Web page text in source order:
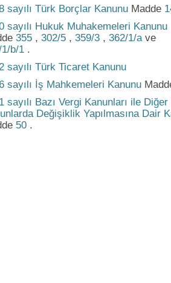
sayılı Türk Borçlar Kanunu Madde
sayılı Hukuk Muhakemeleri Kanunu
355 , 302/5 , 359/3 , 362/1/a ve
b/1 .
sayılı Türk Ticaret Kanunu
sayılı İş Mahkemeleri Kanunu
sayılı Bazı Vergi Kanunları ile Diğer
Değişiklik Yapılmasına Dair
50 .